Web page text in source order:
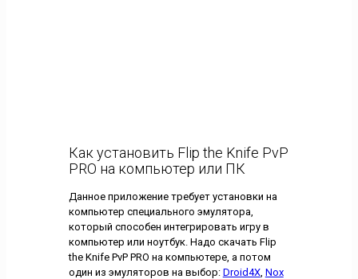
Как установить Flip the Knife PvP
PRO на компьютер или ПК
Данное приложение требует установки на
компьютер специального эмулятора,
который способен интегрировать игру в
компьютер или ноутбук. Надо скачать Flip
the Knife PvP PRO на компьютере, а потом
один из эмуляторов на выбор: Droid4X, Nox